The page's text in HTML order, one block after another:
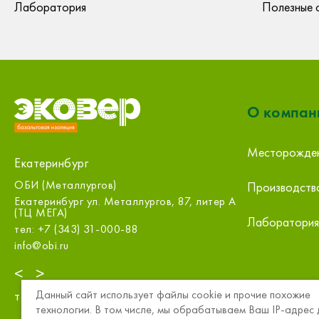
Лаборатория Полезные
Екатеринбург
<
ООО «Строительный двор», Екатеринбург
Екатеринбург ул. Шефская, 1
тел: +7 (343) 344-11-11
ekt@sdvor.com
ООО
тел: +7
>
тел:8 (800) 234-15-57
О
Лаборатория
Данный сайт использует файлы cookie и прочие похожие
технологии. В том числе, мы обрабатываем Ваш IP-адрес